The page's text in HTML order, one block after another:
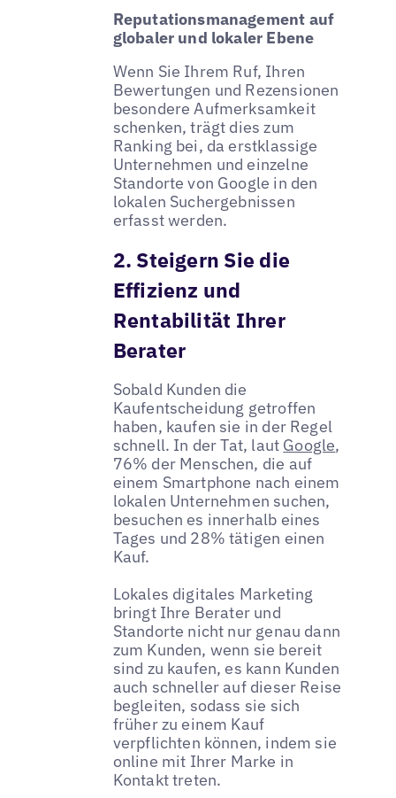
Reputationsmanagement auf
globaler und lokaler Ebene
Wenn Sie Ihrem Ruf, Ihren
Bewertungen und Rezensionen
besondere Aufmerksamkeit
schenken, trägt dies zum
Ranking bei, da erstklassige
Unternehmen und einzelne
Standorte von Google in den
lokalen Suchergebnissen
erfasst werden.
2. Steigern Sie die
Effizienz und
Rentabilität Ihrer
Berater
Sobald Kunden die
Kaufentscheidung getroffen
haben, kaufen sie in der Regel
schnell. In der Tat, laut Google,
76% der Menschen, die auf
einem Smartphone nach einem
lokalen Unternehmen suchen,
besuchen es innerhalb eines
Tages und 28% tätigen einen
Kauf.
Lokales digitales Marketing
bringt Ihre Berater und
Standorte nicht nur genau dann
zum Kunden, wenn sie bereit
sind zu kaufen, es kann Kunden
auch schneller auf dieser Reise
begleiten, sodass sie sich
früher zu einem Kauf
verpflichten können, indem sie
online mit Ihrer Marke in
Kontakt treten.